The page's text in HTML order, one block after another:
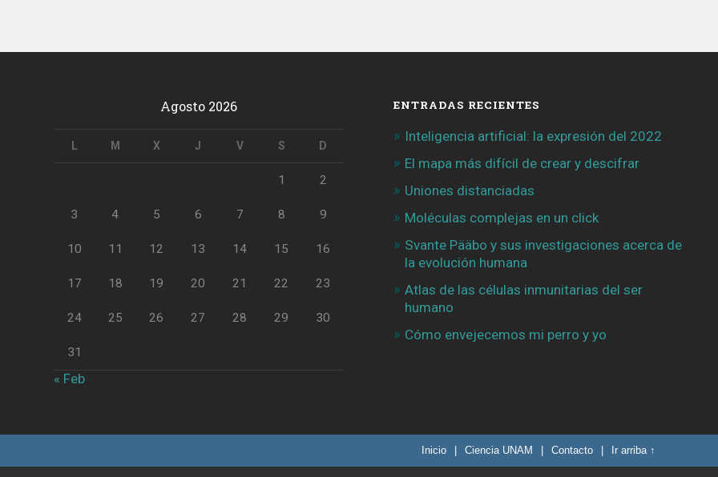
Agosto 2026
L M X J V S D
1 2
3 4 5 6 7 8 9
10 11 12 13 14 15 16
17 18 19 20 21 22 23
24 25 26 27 28 29 30
31
« Feb
ENTRADAS RECIENTES
Inteligencia artificial: la expresión del 2022
El mapa más difícil de crear y descifrar
Uniones distanciadas
Moléculas complejas en un click
Svante Pääbo y sus investigaciones acerca de
la evolución humana
Atlas de las células inmunitarias del ser
humano
Cómo envejecemos mi perro y yo
Inicio Ciencia UNAM Contacto Ir arriba ↑